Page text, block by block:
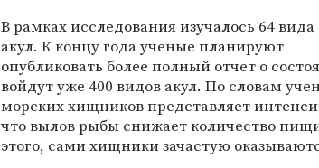
В рамках исследования изучалось 64 вида
акул. К концу года ученые планируют
опубликовать более полный отчет о
войдут уже 400 видов акул. По словам
морских хищников представляет
что вылов рыбы снижает количество
этого, сами хищники зачастую